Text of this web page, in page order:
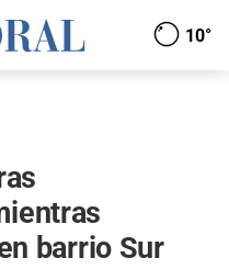
10°
barrio Sur